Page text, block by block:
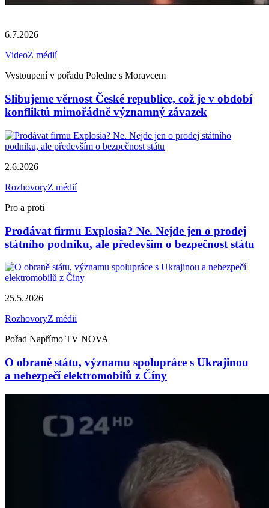
6.7.2026
VideoZ médií
Vystoupení v pořadu Poledne s Moravcem
Slibujeme věrnost České republice, což je v období
konfliktů mimořádně významný závazek
2.6.2026
RozhovoryZ médií
Pro a proti
Prodávat firmu Explosia? Ne. Nejde jen o prodej
státního podniku, ale především o bezpečnost státu
25.5.2026
RozhovoryZ médií
Pořad Napřímo TV NOVA
O obraně státu, významu spolupráce s Ukrajinou
a nebezpečí elektromobilů z Číny